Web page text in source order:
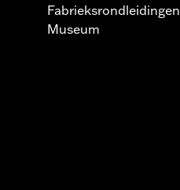
Fabrieksrondleidingen
Museum